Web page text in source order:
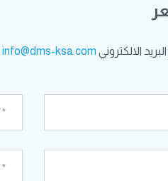
الالكتروني info@dms-ksa.com